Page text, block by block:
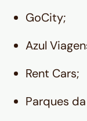
GoCity;
Azul
Rent Cars;
Parques